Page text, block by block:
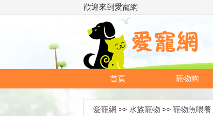
歡迎來到愛寵網
首頁 寵物狗
愛寵網 >> 水族寵物 >> 寵物魚喂養